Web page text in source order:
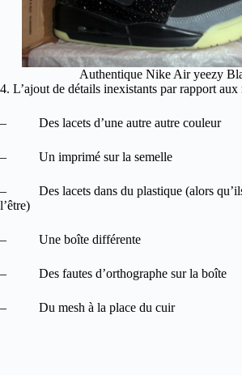
Authentique Nike Air yeezy
4. L’ajout de détails inexistants par rapport
– Des lacets d’une autre autre couleur
– Un imprimé sur la semelle
– Des lacets dans du plastique (alors qu’ils
l’être)
– Une boîte différente
– Des fautes d’orthographe sur la boîte
– Du mesh à la place du cuir